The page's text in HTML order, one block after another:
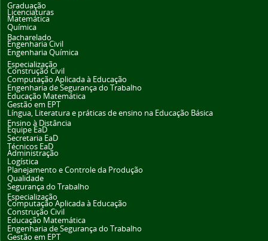
Graduação
Licenciaturas
Matemática
Química
Bacharelado
Engenharia Civil
Engenharia Química
Especialização
Construção Civil
Computação Aplicada à Educação
Engenharia de Segurança do Trabalho
Educação Matemática
Gestão em EPT
Língua, Literatura e práticas de ensino na Educação Básica
Ensino à Distância
Equipe EaD
Secretaria EaD
Técnicos EaD
Administração
Logística
Planejamento e Controle da Produção
Qualidade
Segurança do Trabalho
Especialização
Computação Aplicada à Educação
Construção Civil
Educação Matemática
Engenharia de Segurança do Trabalho
Gestão em EPT